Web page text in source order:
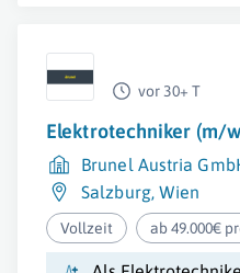
vor 30+ T
Elektrotechniker (m/
Brunel Austria
Salzburg,Wien
Vollzeit ab 49.000€